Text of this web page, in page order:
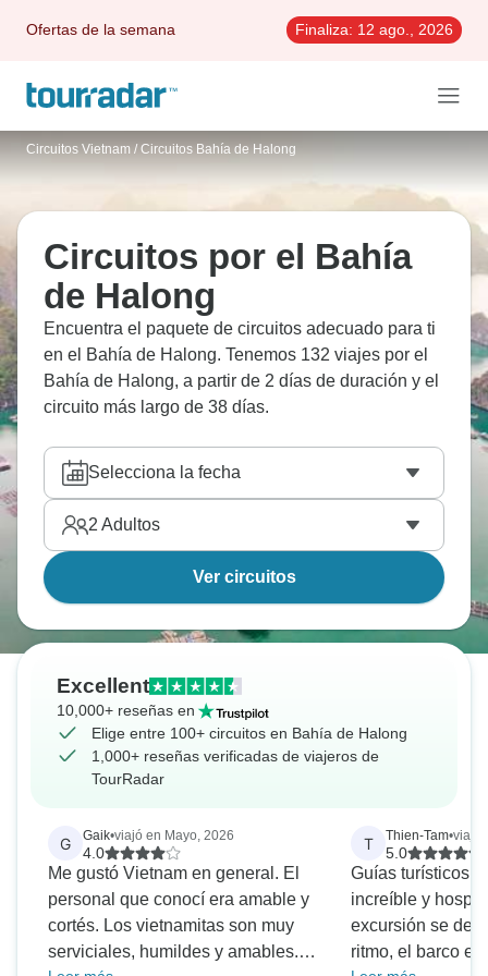
Ofertas de la semana Finaliza: 12 ago., 2026
Circuitos Vietnam / Circuitos Bahía de Halong
Circuitos por el Bahía
de Halong
Encuentra el paquete de circuitos adecuado para ti
en el Bahía de Halong. Tenemos 132 viajes por el
Bahía de Halong, a partir de 2 días de duración y el
circuito más largo de 38 días.
Selecciona la fecha
2 Adultos
Ver circuitos
Excellent
10,000+ reseñas en
Elige entre 100+ circuitos en Bahía de Halong
1,000+ reseñas verificadas de viajeros de
TourRadar
G Gaik•viajó en Mayo, 2026
4.0
Me gustó Vietnam en general. El
personal que conocí era amable y
cortés. Los vietnamitas son muy
serviciales, humildes y amables.
T Thien-Tam•viajó
5.0
Guías turísticos
increíble y
excursión se
ritmo, el barco